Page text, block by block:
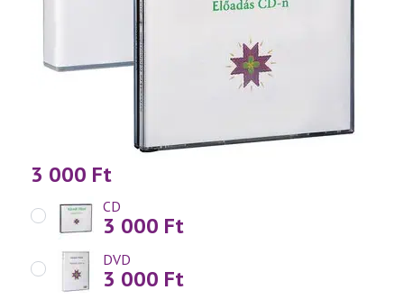
3 000 Ft
CD
3 000 Ft
DVD
3 000 Ft